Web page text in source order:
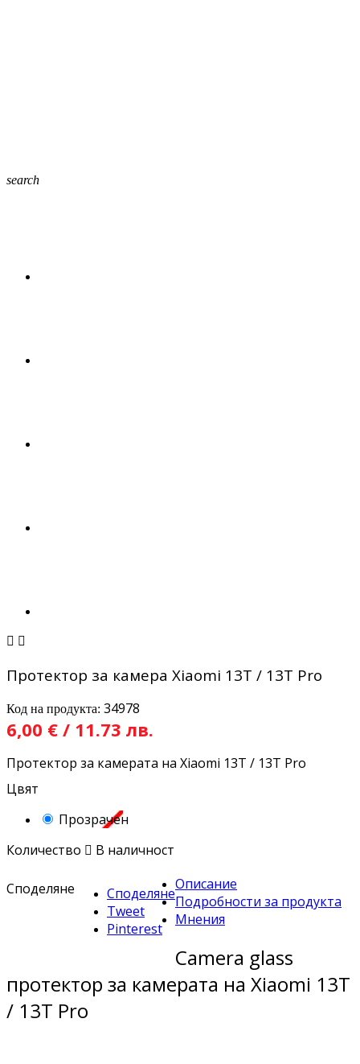
search
 
Протектор за камера Xiaomi 13T / 13T Pro
Код на продукта: 34978
6,00 € / 11.73 лв.
Протектор за камерата на Xiaomi 13T / 13T Pro
Цвят
Прозрачен
Количество  В наличност
Споделяне
Споделяне
Tweet
Pinterest
Описание
Подробности за продукта
Мнения
Camera glass
протектор за камерата на Xiaomi 13T
/ 13T Pro